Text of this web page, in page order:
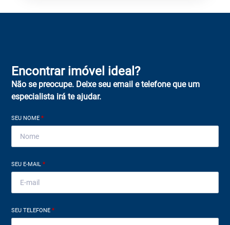
Encontrar imóvel ideal?
Não se preocupe. Deixe seu email e telefone que um
especialista irá te ajudar.
SEU NOME*
SEU E-MAIL*
SEU TELEFONE*